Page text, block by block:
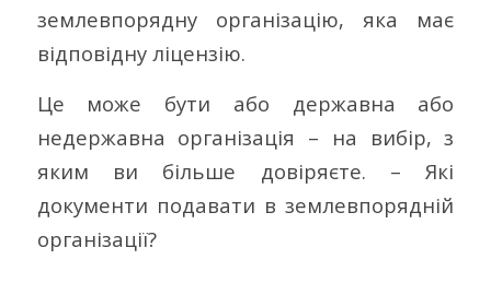
землевпорядну організацію, яка має
відповідну ліцензію.
Це може бути або державна або
недержавна організація – на вибір, з
яким ви більше довіряєте. – Які
документи подавати в землевпорядній
організації?